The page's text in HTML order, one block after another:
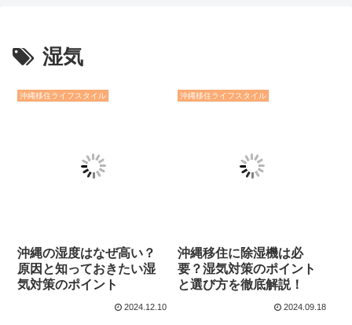
湿気
沖縄移住ライフスタイル
沖縄の湿度はなぜ高い？
原因と知っておきたい湿
気対策のポイント
2024.12.10
沖縄移住ライフスタイル
沖縄移住に除湿機は必
要？湿気対策のポイント
と選び方を徹底解説！
2024.09.18